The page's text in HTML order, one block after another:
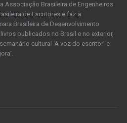
Associação Brasileira de Engenheiros
de Escritores e faz a
Brasileira de Desenvolvimento
publicados no Brasil e no exterior,
cultural ‘A voz do escritor’ e